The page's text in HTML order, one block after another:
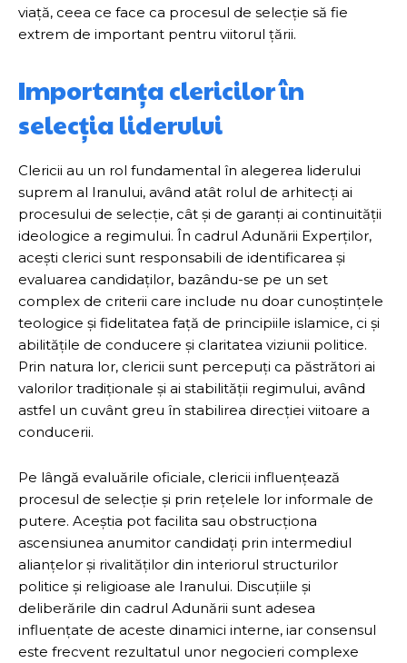
viață, ceea ce face ca procesul de selecție să fie
extrem de important pentru viitorul țării.
Importanța clericilor în
selecția liderului
Clericii au un rol fundamental în alegerea liderului
suprem al Iranului, având atât rolul de arhitecți ai
procesului de selecție, cât și de garanți ai continuității
ideologice a regimului. În cadrul Adunării Experților,
acești clerici sunt responsabili de identificarea și
evaluarea candidaților, bazându-se pe un set
complex de criterii care include nu doar cunoștințele
teologice și fidelitatea față de principiile islamice, ci și
abilitățile de conducere și claritatea viziunii politice.
Prin natura lor, clericii sunt percepuți ca păstrători ai
valorilor tradiționale și ai stabilității regimului, având
astfel un cuvânt greu în stabilirea direcției viitoare a
conducerii.
Pe lângă evaluările oficiale, clericii influențează
procesul de selecție și prin rețelele lor informale de
putere. Aceștia pot facilita sau obstrucționa
ascensiunea anumitor candidați prin intermediul
alianțelor și rivalităților din interiorul structurilor
politice și religioase ale Iranului. Discuțiile și
deliberările din cadrul Adunării sunt adesea
influențate de aceste dinamici interne, iar consensul
este frecvent rezultatul unor negocieri complexe